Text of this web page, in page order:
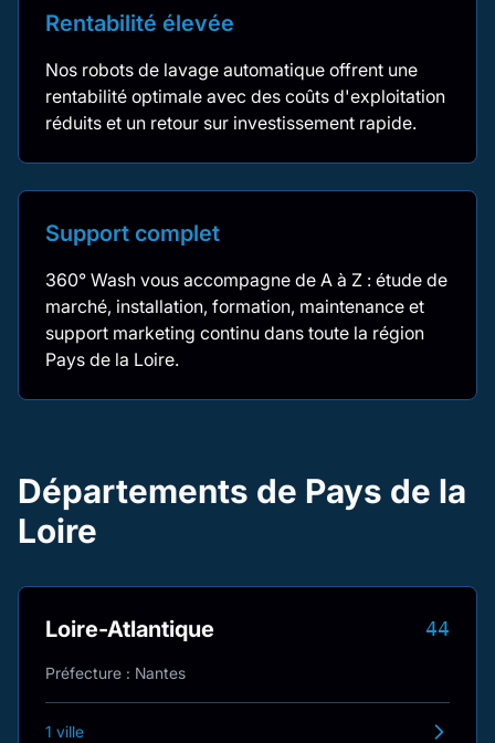
Rentabilité élevée
Nos robots de lavage automatique offrent une
rentabilité optimale avec des coûts d'exploitation
réduits et un retour sur investissement rapide.
Support complet
360° Wash vous accompagne de A à Z : étude de
marché, installation, formation, maintenance et
support marketing continu dans toute la région
Pays de la Loire.
Départements de Pays de la
Loire
Loire-Atlantique 44
Préfecture : Nantes
1 ville